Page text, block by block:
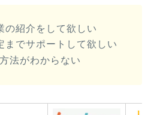
の紹介をして欲しい
までサポートして欲しい
法がわからない